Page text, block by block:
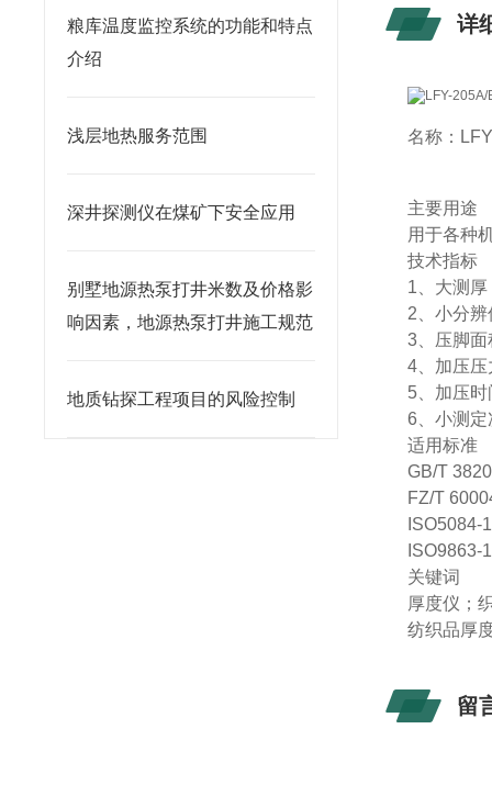
粮库温度监控系统的功能和特点
介绍
浅层地热服务范围
深井探测仪在煤矿下安全应用
别墅地源热泵打井米数及价格影
响因素，地源热泵打井施工规范
地质钻探工程项目的风险控制
详
名称：
主要用途
用于各种
技术指标
1、大测
2、小分
3、压脚
4、加压
5、加压
6、小测
适用标准
GB/T
FZ/T
ISO5084-
ISO9863-
关键词
厚度仪；
纺织品厚
留